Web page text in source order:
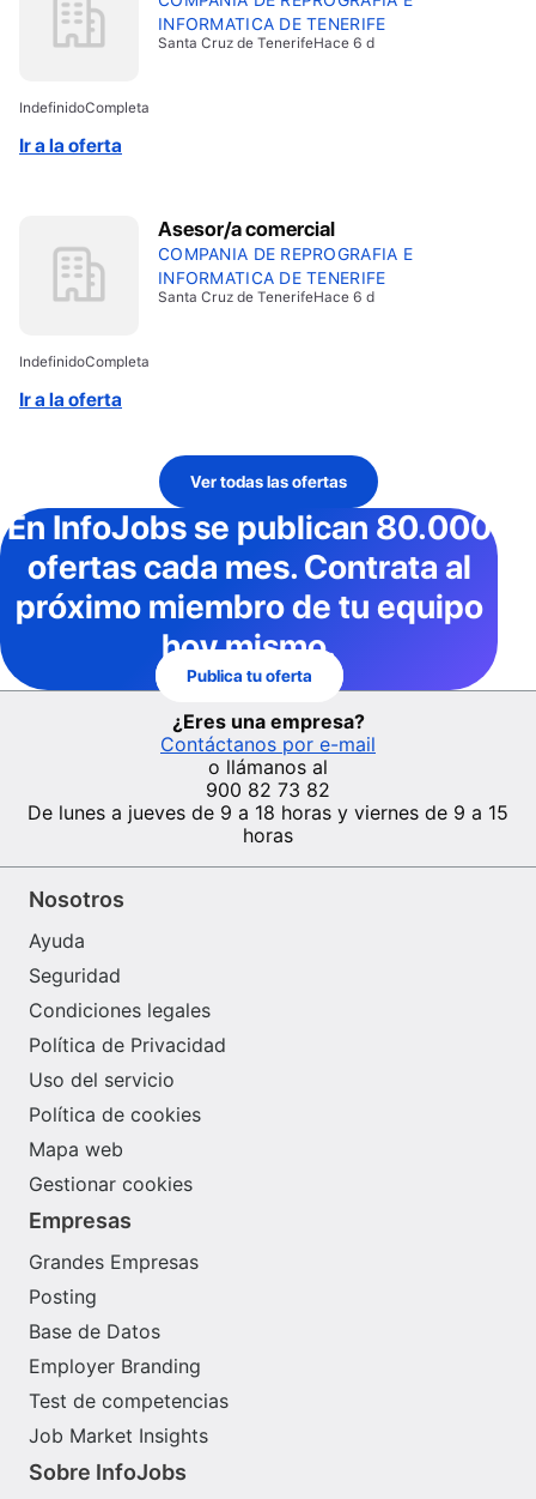
INFORMATICA DE TENERIFE
Santa Cruz de TenerifeHace 6 d
IndefinidoCompleta
Ir a la oferta
Asesor/a comercial
COMPANIA DE REPROGRAFIA E
INFORMATICA DE TENERIFE
Santa Cruz de TenerifeHace 6 d
IndefinidoCompleta
Ir a la oferta
Ver todas las ofertas
En InfoJobsse publican 80.000
ofertas cada mes. Contrata al
próximo miembro de tu equipo
hoy mismo.
Publica tu oferta
¿Eres una empresa?
Contáctanos por e-mail
o llámanos al
900 82 73 82
De lunes a jueves de 9 a 18 horas y viernes de 9 a 15
horas
Nosotros
Ayuda
Seguridad
Condiciones legales
Política de Privacidad
Uso del servicio
Política de cookies
Mapa web
Gestionar cookies
Empresas
Grandes Empresas
Posting
Base de Datos
Employer Branding
Test de competencias
Job Market Insights
Sobre InfoJobs